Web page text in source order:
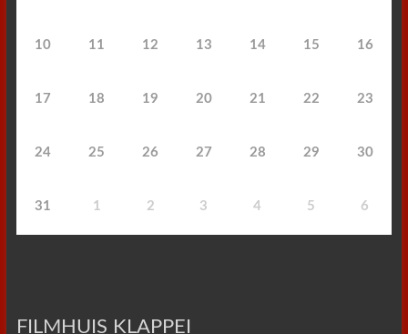
10 11 12 13 14 15 16
17 18 19 20 21 22 23
24 25 26 27 28 29 30
31 1 2 3 4 5 6
FILMHUIS KLAPPEI